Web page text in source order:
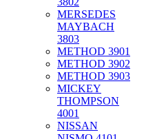
MERSEDES
MAYBACH
3803
METHOD 3901
METHOD 3902
METHOD 3903
MICKEY
THOMPSON
4001
NISSAN